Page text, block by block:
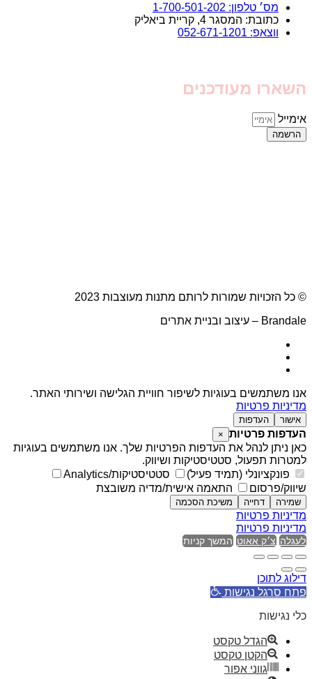
מס׳ טלפון: 1-700-501-202
כתובת: המסגר 4, קריית ביאליק
ווצאפ: 052-671-1201
השארו מעודכנים
אימייל
הרשמה
© כל הזכויות שמורות לרותם מתנות מעוצבות 2023
Brandale – עיצוב ובניית אתרים
אנו משתמשים בעוגיות לשיפור חוויית הגלישה ושירותי האתר.
מדיניות פרטיות
אישור העדפות
העדפות פרטיות ×
כאן ניתן לנהל את העדפות הפרטיות שלך. אנו משתמשים בעוגיות
למטרות תפעול, סטטיסטיקות ושיווק.
פונקציונלי (תמיד פעיל)
סטטיסטיקות/Analytics
שיווק/פרסום
התאמה אישית/מדיה משובצת
שמירה דחייה משיכת הסכמה
מדיניות פרטיות
מדיניות פרטיות
לעגלה צ׳ק אאוט המשך קניות
דילוג לתוכן
פתח סרגל נגישות
כלי נגישות
הגדל טקסט
הקטן טקסט
גווני אפור